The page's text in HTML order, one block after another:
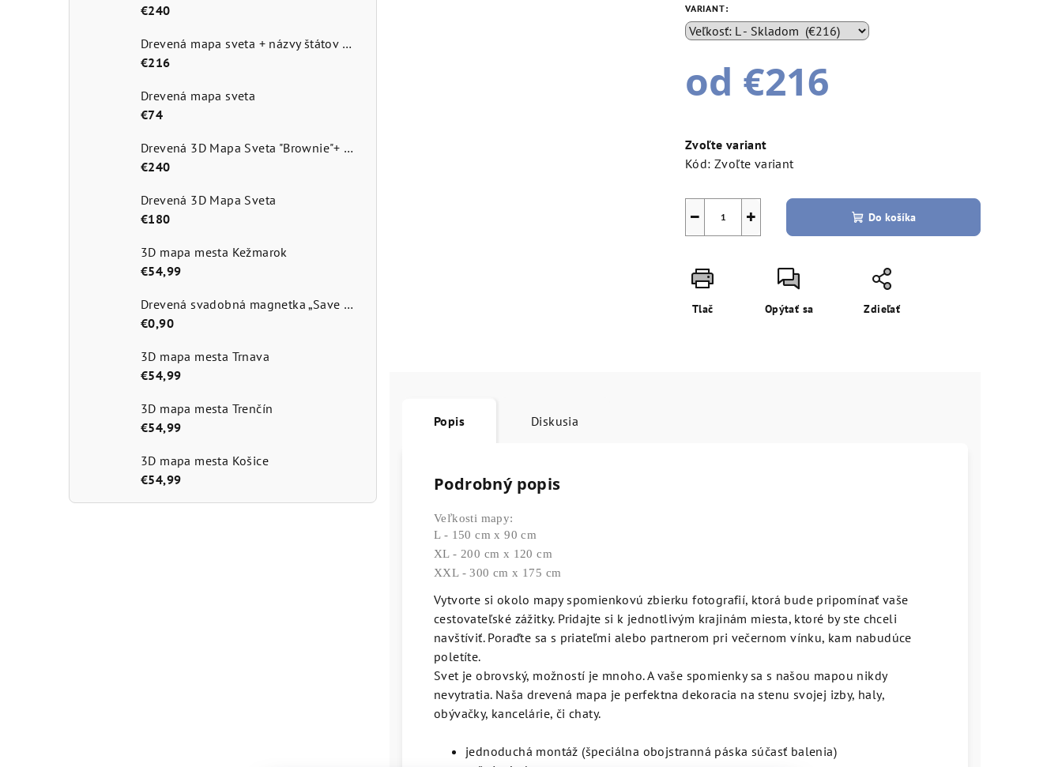
€240
Drevená mapa sveta + názvy štátov a hlavné mestá
€216
Drevená mapa sveta
€74
Drevená 3D Mapa Sveta "Brownie"+ názvy štátov a hlavné mestá
€240
Drevená 3D Mapa Sveta
€180
3D mapa mesta Kežmarok
€54,99
Drevená svadobná magnetka „Save the Date
€0,90
3D mapa mesta Trnava
€54,99
3D mapa mesta Trenčín
€54,99
3D mapa mesta Košice
€54,99
VARIANT:
od €216
cena:
Zvoľte variant
Kód: Zvoľte variant
+
− Do košíka
Tlač Opýtať sa Zdieľať
Popis Diskusia
Podrobný popis
Veľkosti mapy:
L - 150 cm x 90 cm
XL - 200 cm x 120 cm
XXL - 300 cm x 175 cm
Vytvorte si okolo mapy spomienkovú zbierku fotografií, ktorá bude pripomínať vaše
cestovateľské zážitky. Pridajte si k jednotlivým krajinám miesta, ktoré by ste chceli
navštíviť. Poraďte sa s priateľmi alebo partnerom pri večernom vínku, kam nabudúce
poletíte.
Svet je obrovský, možností je mnoho. A vaše spomienky sa s našou mapou nikdy
nevytratia. Naša drevená mapa je perfektna dekoracia na stenu svojej izby, haly,
obývačky, kancelárie, či chaty.
jednoduchá montáž (špeciálna obojstranná páska súčasť balenia)